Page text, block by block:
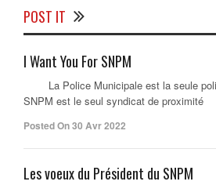
POST IT
I Want You For SNPM
La Police Municipale est la seule
SNPM est le seul syndicat de proximité
Posted On 30 Avr 2022
Les voeux du Président du SNPM